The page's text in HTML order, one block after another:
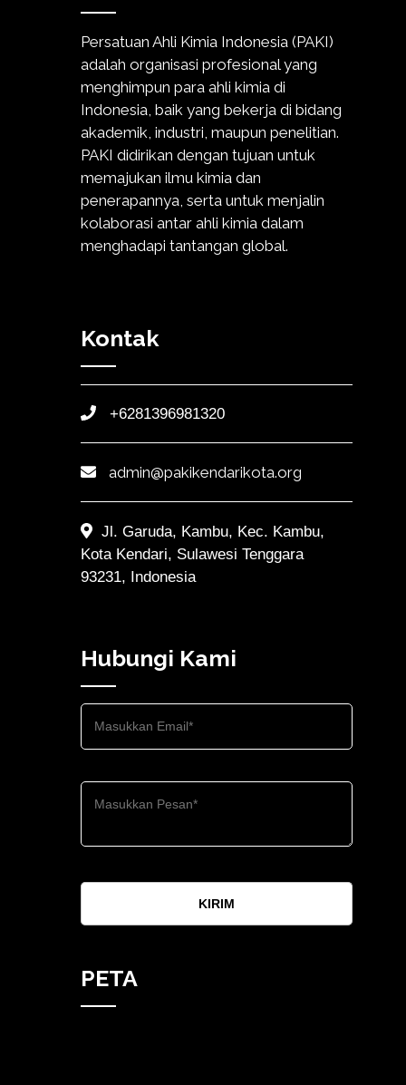
Persatuan Ahli Kimia Indonesia (PAKI)
adalah organisasi profesional yang
menghimpun para ahli kimia di
Indonesia, baik yang bekerja di bidang
akademik, industri, maupun penelitian.
PAKI didirikan dengan tujuan untuk
memajukan ilmu kimia dan
penerapannya, serta untuk menjalin
kolaborasi antar ahli kimia dalam
menghadapi tantangan global.
Kontak
+6281396981320
admin@pakikendarikota.org
Jl. Garuda, Kambu, Kec. Kambu,
Kota Kendari, Sulawesi Tenggara
93231, Indonesia
Hubungi Kami
KIRIM
PETA